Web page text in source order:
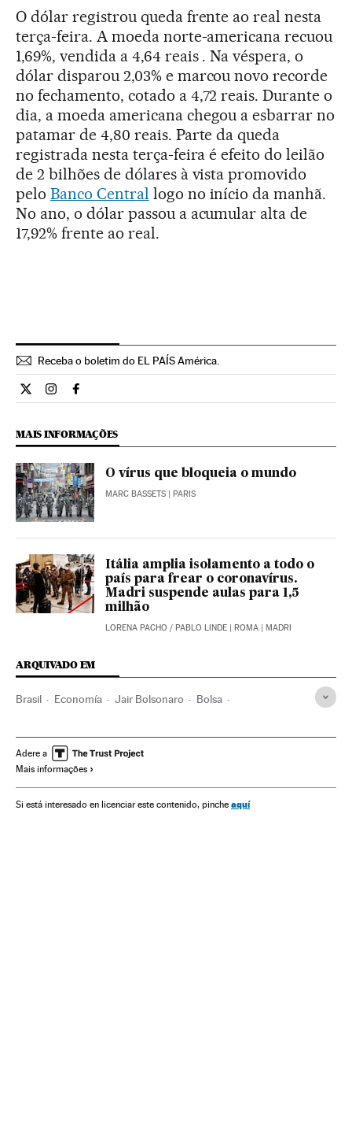
O dólar registrou queda frente ao real nesta
terça-feira. A moeda norte-americana recuou
1,69%, vendida a 4,64 reais . Na véspera, o
dólar disparou 2,03% e marcou novo recorde
no fechamento, cotado a 4,72 reais. Durante o
dia, a moeda americana chegou a esbarrar no
patamar de 4,80 reais. Parte da queda
registrada nesta terça-feira é efeito do leilão
de 2 bilhões de dólares à vista promovido
pelo Banco Central logo no início da manhã.
No ano, o dólar passou a acumular alta de
17,92% frente ao real.
Receba o boletim do EL PAÍS América.
Economia El País Brasil en Twitter
Economia El País Brasil en Instagram
Economia El País Brasil en Facebook
MAIS INFORMAÇÕES
O vírus que bloqueia o mundo
MARC BASSETS | PARIS
Itália amplia isolamento a todo o
país para frear o coronavírus.
Madri suspende aulas para 1,5
milhão
LORENA PACHO / PABLO LINDE | ROMA | MADRI
ARQUIVADO EM
Brasil Economía Jair Bolsonaro Bolsa
Mercado energético Coronavirus
Adere a
Mais informações
Si está interesado en licenciar este contenido, pinche aquí